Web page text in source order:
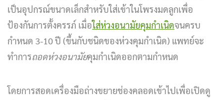
เป็นอุปกรณ์ขนาดเล็กสำหรับใส่เข้าในโพรงมดลูกเพื่อ
ป้องกันการตั้งครรภ์ เมื่อใส่ห่วงอนามัยคุมกำเนิดจนครบ
กำหนด 3-10 ปี (ขึ้นกับชนิดของห่วงคุมกำเนิด) แพทย์จะ
ทำการถอดห่วงอนามัยคุมกำเนิดออกตามกำหนด
โดยการสอดเครื่องมือถ่างขยายช่องคลอดเข้าไปเพื่อเปิดดู